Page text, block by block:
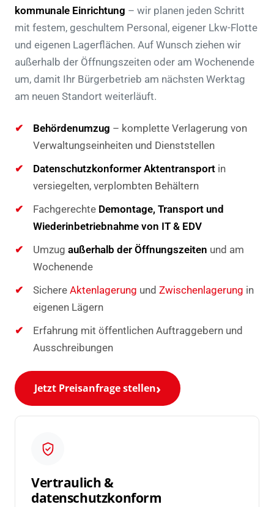
kommunale Einrichtung – wir planen jeden Schritt
mit festem, geschultem Personal, eigener Lkw-Flotte
und eigenen Lagerflächen. Auf Wunsch ziehen wir
außerhalb der Öffnungszeiten oder am Wochenende
um, damit Ihr Bürgerbetrieb am nächsten Werktag
am neuen Standort weiterläuft.
Behördenumzug – komplette Verlagerung von
Verwaltungseinheiten und Dienststellen
Datenschutzkonformer Aktentransport in
versiegelten, verplombten Behältern
Fachgerechte Demontage, Transport und
Wiederinbetriebnahme von IT & EDV
Umzug außerhalb der Öffnungszeiten und am
Wochenende
Sichere Aktenlagerung und Zwischenlagerung in
eigenen Lägern
Erfahrung mit öffentlichen Auftraggebern und
Ausschreibungen
Jetzt Preisanfrage stellen
Vertraulich &
datenschutzkonform